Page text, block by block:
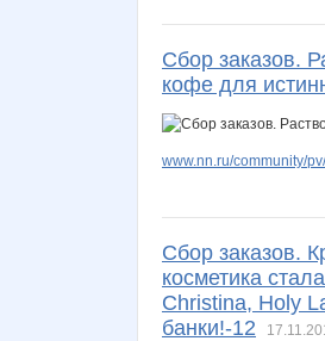
Сбор заказов.
кофе для
www.nn.ru/community/
Сбор заказов.
косметика
Christina, Holy
банки!-12